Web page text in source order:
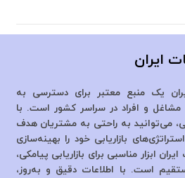
ایران
یک منبع معتبر برای دسترسی به
و افراد در سراسر کشور است. با
می‌توانید به راحتی به مشتریان هدف
بازاریابی خود را بهینه‌سازی
ابزار مناسبی برای بازاریابی پیامکی،
است. با اطلاعات دقیق و به‌روز،